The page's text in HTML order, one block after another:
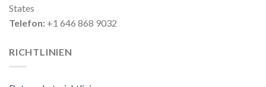
States
Telefon: +1 646 868 9032
RICHTLINIEN